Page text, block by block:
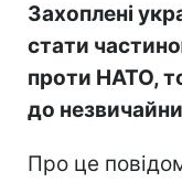
Захоплені
стати
проти НАТО,
до
Про це